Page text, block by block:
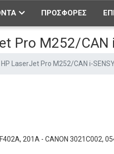
ΠΡΟΣΦΟΡΕΣ
Pro M252/CAN
LaserJet Pro M252/CAN i-
201A - CANON 3021C002,